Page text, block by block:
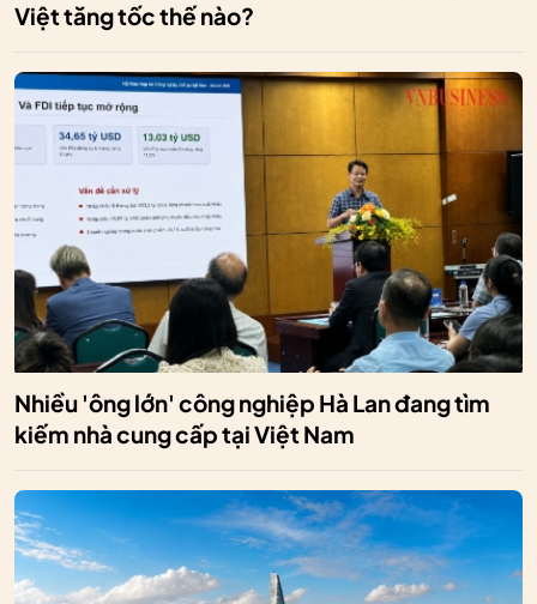
Việt tăng tốc thế nào?
Nhiều 'ông lớn' công nghiệp Hà Lan đang tìm
kiếm nhà cung cấp tại Việt Nam